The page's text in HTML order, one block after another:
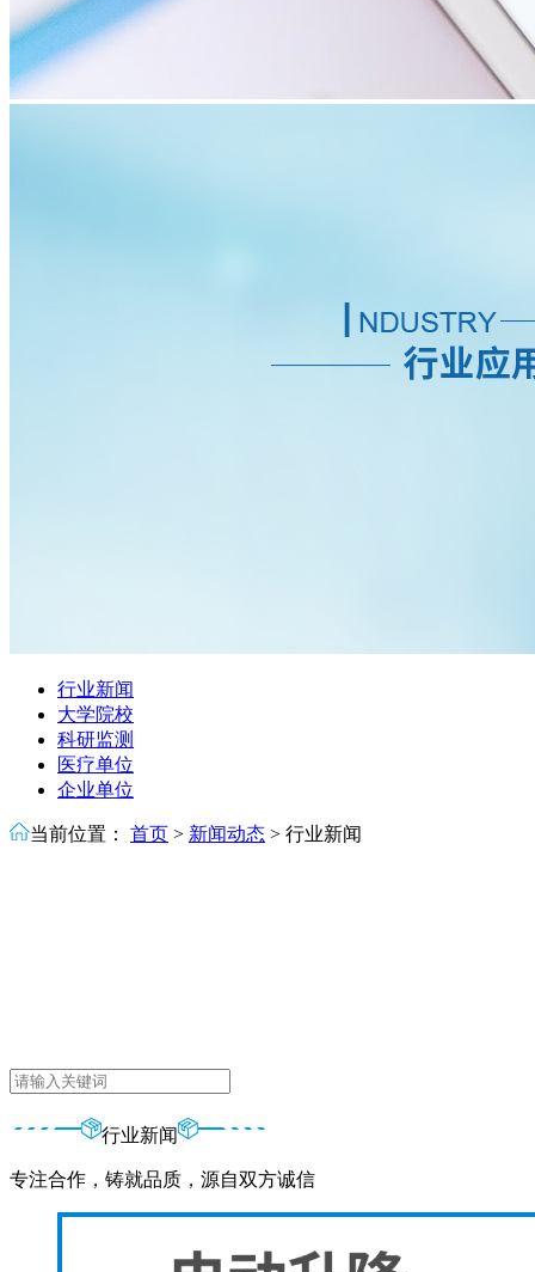
行业新闻
大学院校
科研监测
医疗单位
企业单位
当前位置： 首页 > 新闻动态 > 行业新闻
行业新闻
专注合作，铸就品质，源自双方诚信